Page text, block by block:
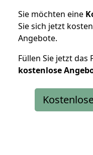
Sie möchten eine
Sie sich jetzt
Angebote.
Füllen Sie jetzt
kostenlose